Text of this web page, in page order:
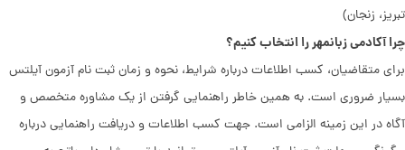
تبریز، زنجان)
چرا آکادمی زبانمهر را انتخاب کنیم؟
برای متقاضیان، کسب اطلاعات درباره شرایط، نحوه و زمان ثبت نام آزمون آیلتس
بسیار ضروری است. به همین خاطر راهنمایی گرفتن از یک مشاوره متخصص و
آگاه در این زمینه الزامی است. جهت کسب اطلاعات و دریافت راهنمایی درباره